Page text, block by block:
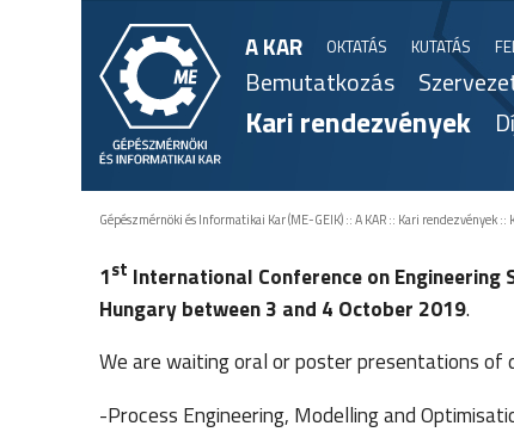
A KAR OKTATÁS KUTATÁS
Bemutatkozás
Kari rendezvények
Gépészmérnöki és Informatikai Kar (ME-GEIK)::A KAR:: Kari rendezvények::
1st International Conference on
Hungarybetween 3 and 4 October 2019.
We are waiting oral or poster presentations of
-Process Engineering, Modelling and